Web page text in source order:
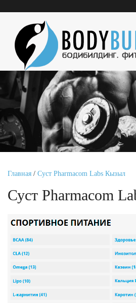
Главная / Суст Pharmacom Labs Кызыл
Суст Pharmacom